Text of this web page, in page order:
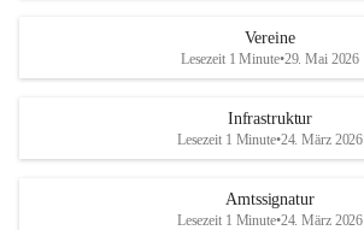
Vereine
Lesezeit 1 Minute•29. Mai 2026
Infrastruktur
Lesezeit 1 Minute•24. März 2026
Amtssignatur
Lesezeit 1 Minute•24. März 2026